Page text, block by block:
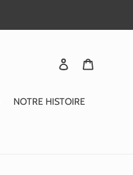
Se connecter
NOTRE HISTOIRE